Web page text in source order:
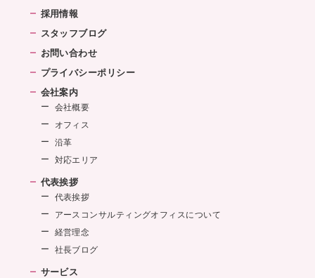
採用情報
スタッフブログ
お問い合わせ
プライバシーポリシー
会社案内
会社概要
オフィス
沿革
対応エリア
代表挨拶
代表挨拶
アースコンサルティングオフィスについて
経営理念
社長ブログ
サービス